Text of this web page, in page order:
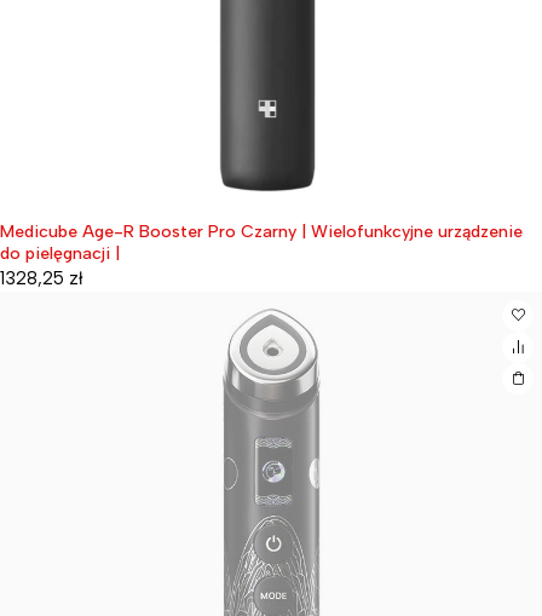
Medicube Age-R Booster Pro Czarny | Wielofunkcyjne urządzenie
do pielęgnacji |
1328,25 zł